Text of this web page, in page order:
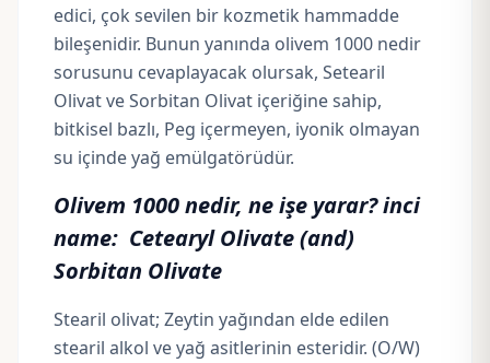
edici, çok sevilen bir kozmetik hammadde
bileşenidir. Bunun yanında olivem 1000 nedir
sorusunu cevaplayacak olursak, Setearil
Olivat ve Sorbitan Olivat içeriğine sahip,
bitkisel bazlı, Peg içermeyen, iyonik olmayan
su içinde yağ emülgatörüdür.
Olivem 1000 nedir, ne işe yarar? inci
name: Cetearyl Olivate (and)
Sorbitan Olivate
Stearil olivat; Zeytin yağından elde edilen
stearil alkol ve yağ asitlerinin esteridir. (O/W)